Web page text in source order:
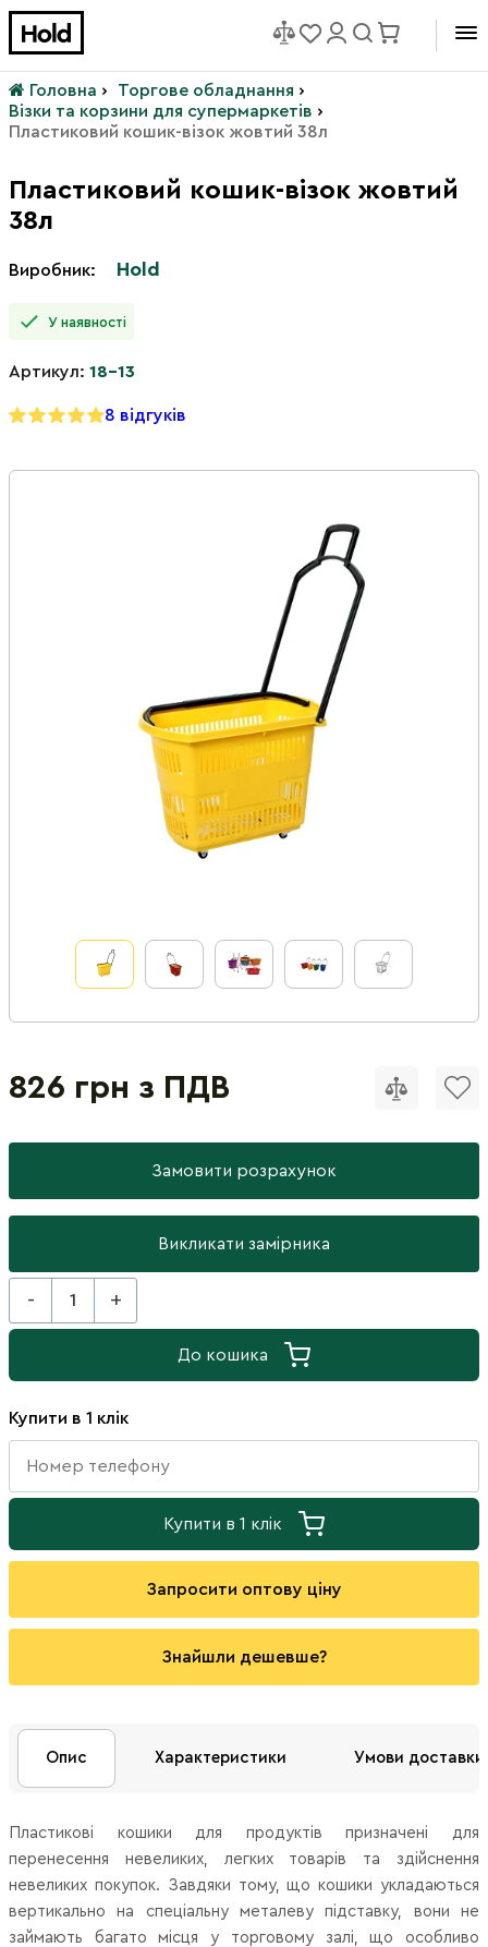
Головна › Торгове обладнання ›
Візки та корзини для супермаркетів ›
Пластиковий кошик-візок жовтий 38л
Пластиковий кошик-візок жовтий
38л
Виробник: Hold
У наявності
Артикул: 18-13
8 відгуків
826 грн з ПДВ
Замовити розрахунок
Викликати замірника
- +
До кошика
Купити в 1 клік
Купити в 1 клік
Запросити оптову ціну
Знайшли дешевше?
Опис Характеристики Умови доставки
Пластикові кошики для продуктів призначені для
перенесення невеликих, легких товарів та здійснення
невеликих покупок. Завдяки тому, що кошики укладаються
вертикально на спеціальну металеву підставку, вони не
займають багато місця у торговому залі, що особливо